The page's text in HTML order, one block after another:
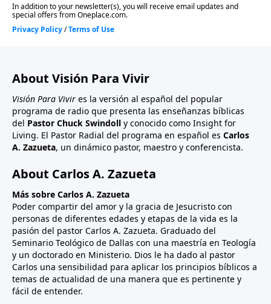
About Visión Para Vivir
Visión Para Vivir es la versión al español del popular
programa de radio que presenta las enseñanzas bíblicas
del Pastor Chuck Swindoll y conocido como Insight for
Living. El Pastor Radial del programa en español es Carlos
A. Zazueta, un dinámico pastor, maestro y conferencista.
About Carlos A. Zazueta
Más sobre Carlos A. Zazueta
Poder compartir del amor y la gracia de Jesucristo con
personas de diferentes edades y etapas de la vida es la
pasión del pastor Carlos A. Zazueta. Graduado del
Seminario Teológico de Dallas con una maestría en Teología
y un doctorado en Ministerio. Dios le ha dado al pastor
Carlos una sensibilidad para aplicar los principios bíblicos a
temas de actualidad de una manera que es pertinente y
fácil de entender.